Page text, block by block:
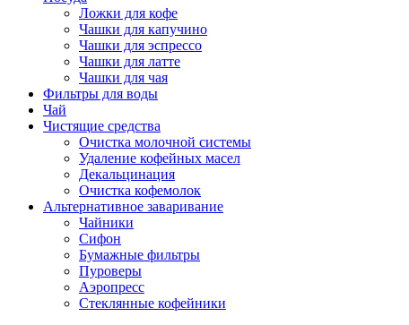
Ложки для кофе
Чашки для капучино
Чашки для эспрессо
Чашки для латте
Чашки для чая
Фильтры для воды
Чай
Чистящие средства
Очистка молочной системы
Удаление кофейных масел
Декальцинация
Очистка кофемолок
Альтернативное заваривание
Чайники
Сифон
Бумажные фильтры
Пуроверы
Аэропресс
Стеклянные кофейники